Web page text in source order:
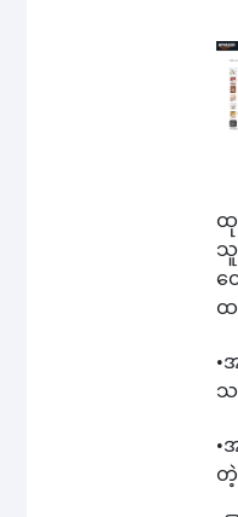
ထု
သူ
တွ
ထ
•
သ
•
တဲ့